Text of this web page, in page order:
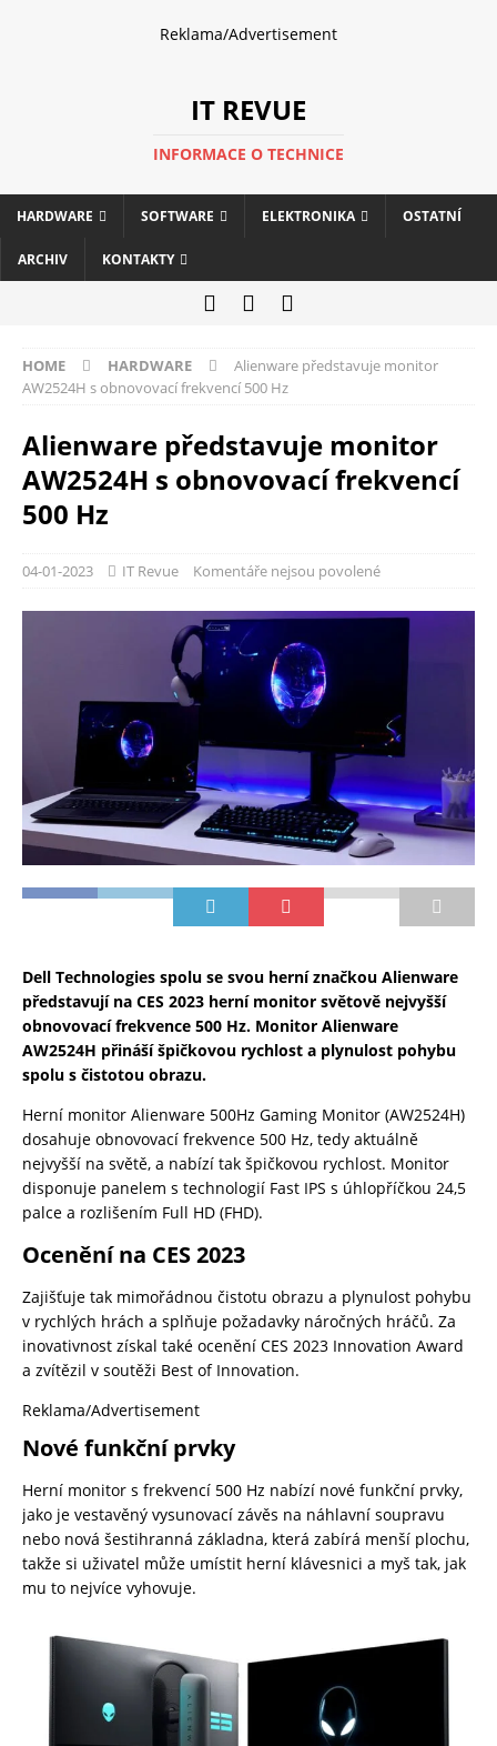
Reklama/Advertisement
IT REVUE
INFORMACE O TECHNICE
HARDWARE SOFTWARE ELEKTRONIKA OSTATNÍ
ARCHIV KONTAKTY
HOME HARDWARE
Alienware představuje monitor
AW2524H s obnovovací frekvencí 500 Hz
Alienware představuje monitor
AW2524H s obnovovací frekvencí
500 Hz
04-01-2023 IT Revue Komentáře nejsou povolené
Dell Technologies spolu se svou herní značkou Alienware
představují na CES 2023 herní monitor světově nejvyšší
obnovovací frekvence 500 Hz. Monitor Alienware
AW2524H přináší špičkovou rychlost a plynulost pohybu
spolu s čistotou obrazu.
Herní monitor Alienware 500Hz Gaming Monitor (AW2524H)
dosahuje obnovovací frekvence 500 Hz, tedy aktuálně
nejvyšší na světě, a nabízí tak špičkovou rychlost. Monitor
disponuje panelem s technologií Fast IPS s úhlopříčkou 24,5
palce a rozlišením Full HD (FHD).
Ocenění na CES 2023
Zajišťuje tak mimořádnou čistotu obrazu a plynulost pohybu
v rychlých hrách a splňuje požadavky náročných hráčů. Za
inovativnost získal také ocenění CES 2023 Innovation Award
a zvítězil v soutěži Best of Innovation.
Reklama/Advertisement
Nové funkční prvky
Herní monitor s frekvencí 500 Hz nabízí nové funkční prvky,
jako je vestavěný vysunovací závěs na náhlavní soupravu
nebo nová šestihranná základna, která zabírá menší plochu,
takže si uživatel může umístit herní klávesnici a myš tak, jak
mu to nejvíce vyhovuje.